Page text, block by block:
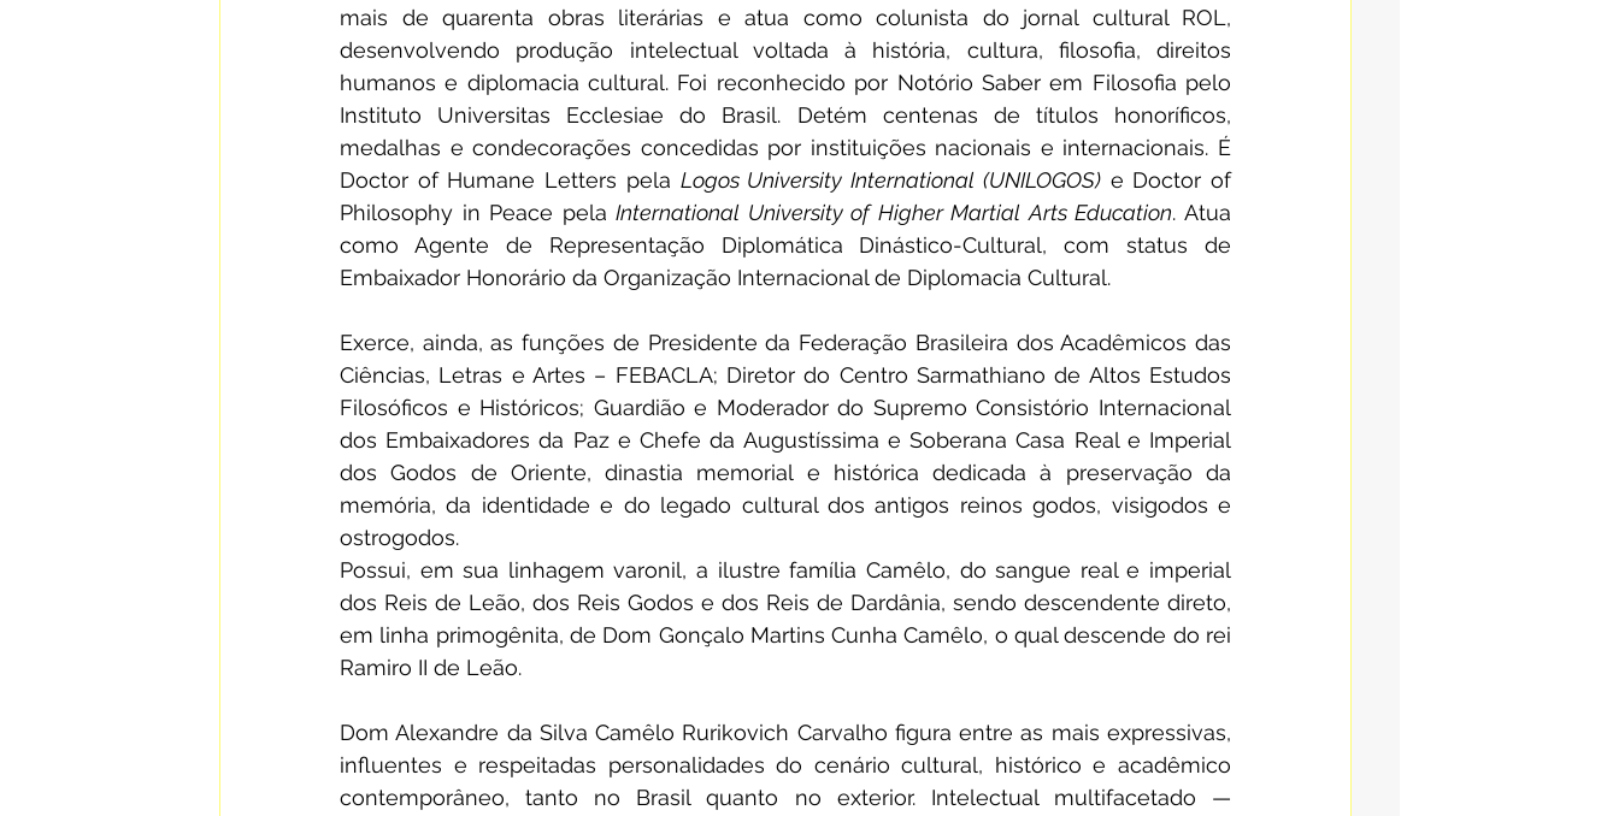
mais de quarenta obras literárias e atua como colunista do jornal cultural ROL,
desenvolvendo produção intelectual voltada à história, cultura, filosofia, direitos
humanos e diplomacia cultural. Foi reconhecido por Notório Saber em Filosofia pelo
Instituto Universitas Ecclesiae do Brasil. Detém centenas de títulos honoríficos,
medalhas e condecorações concedidas por instituições nacionais e internacionais. É
Doctor of Humane Letters pela Logos University International (UNILOGOS) e Doctor of
Philosophy in Peace pela International University of Higher Martial Arts Education. Atua
como Agente de Representação Diplomática Dinástico-Cultural, com status de
Embaixador Honorário da Organização Internacional de Diplomacia Cultural.
Exerce, ainda, as funções de Presidente da Federação Brasileira dos Acadêmicos das
Ciências, Letras e Artes – FEBACLA; Diretor do Centro Sarmathiano de Altos Estudos
Filosóficos e Históricos; Guardião e Moderador do Supremo Consistório Internacional
dos Embaixadores da Paz e Chefe da Augustíssima e Soberana Casa Real e Imperial
dos Godos de Oriente, dinastia memorial e histórica dedicada à preservação da
memória, da identidade e do legado cultural dos antigos reinos godos, visigodos e
ostrogodos.
Possui, em sua linhagem varonil, a ilustre família Camêlo, do sangue real e imperial
dos Reis de Leão, dos Reis Godos e dos Reis de Dardânia, sendo descendente direto,
em linha primogênita, de Dom Gonçalo Martins Cunha Camêlo, o qual descende do rei
Ramiro II de Leão.
Dom Alexandre da Silva Camêlo Rurikovich Carvalho figura entre as mais expressivas,
influentes e respeitadas personalidades do cenário cultural, histórico e acadêmico
contemporâneo, tanto no Brasil quanto no exterior. Intelectual multifacetado —